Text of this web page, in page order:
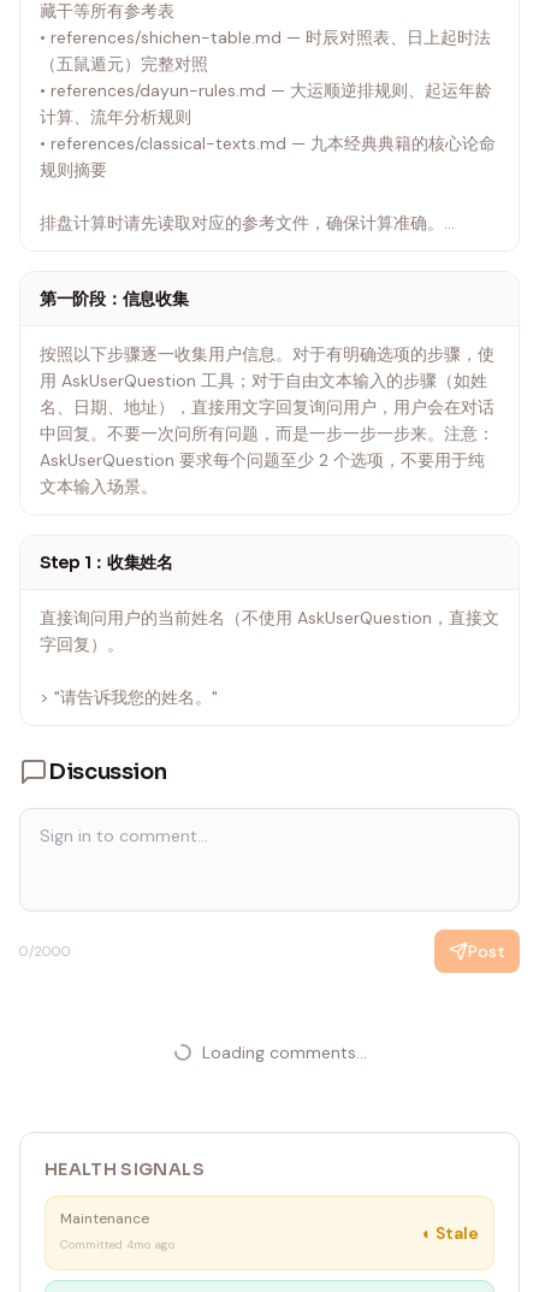
藏干等所有参考表
• references/shichen-table.md — 时辰对照表、日上起时法
（五鼠遁元）完整对照
• references/dayun-rules.md — 大运顺逆排规则、起运年龄
计算、流年分析规则
• references/classical-texts.md — 九本经典典籍的核心论命
规则摘要
排盘计算时请先读取对应的参考文件，确保计算准确。
第一阶段：信息收集
按照以下步骤逐一收集用户信息。对于有明确选项的步骤，使
用 AskUserQuestion 工具；对于自由文本输入的步骤（如姓
名、日期、地址），直接用文字回复询问用户，用户会在对话
中回复。不要一次问所有问题，而是一步一步一步来。注意：
AskUserQuestion 要求每个问题至少 2 个选项，不要用于纯
文本输入场景。
Step 1：收集姓名
直接询问用户的当前姓名（不使用 AskUserQuestion，直接文
字回复）。
> "请告诉我您的姓名。"
Discussion
0/2000 Post
Loading comments...
HEALTH SIGNALS
Maintenance
Committed 4mo ago
◐ Stale